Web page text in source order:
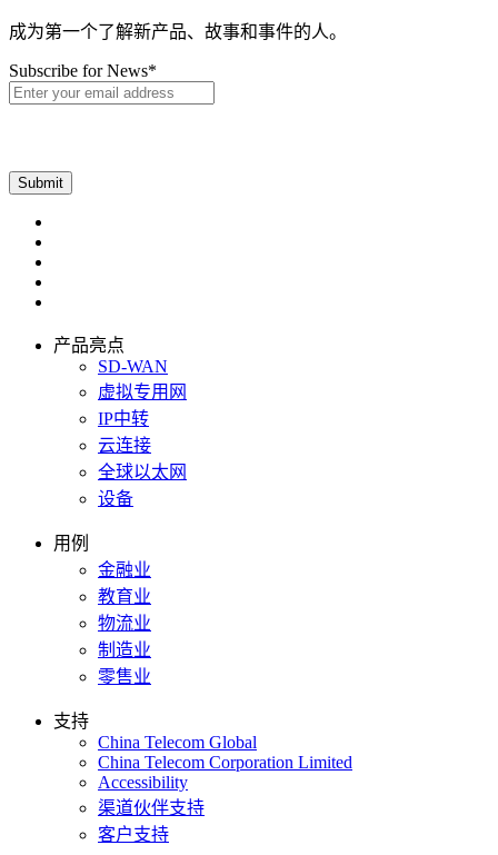
成为第一个了解新产品、故事和事件的人。
Subscribe for News*
产品亮点
SD-WAN
虚拟专用网
IP中转
云连接
全球以太网
设备
用例
金融业
教育业
物流业
制造业
零售业
支持
China Telecom Global
China Telecom Corporation Limited
Accessibility
渠道伙伴支持
客户支持